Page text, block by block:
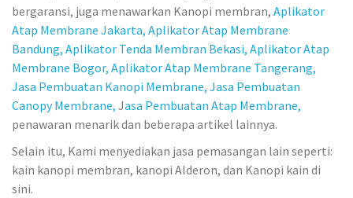
bergaransi, juga menawarkan Kanopi membran, Aplikator
Atap Membrane Jakarta, Aplikator Atap Membrane
Bandung, Aplikator Tenda Membran Bekasi, Aplikator Atap
Membrane Bogor, Aplikator Atap Membrane Tangerang,
Jasa Pembuatan Kanopi Membrane, Jasa Pembuatan
Canopy Membrane, Jasa Pembuatan Atap Membrane,
penawaran menarik dan beberapa artikel lainnya.
Selain itu, Kami menyediakan jasa pemasangan lain seperti:
kain kanopi membran, kanopi Alderon, dan Kanopi kain di
sini.